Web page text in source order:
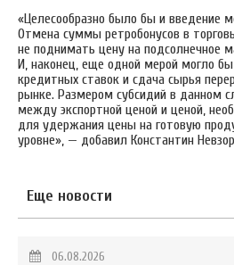
«Целесообразно было бы и введение
Отмена суммы ретробонусов в
не поднимать цену на подсолнечное
И, наконец, еще одной мерой могло бы
кредитных ставок и сдача сырья
рынке. Размером субсидий в данном
между экспортной ценой и ценой,
для удержания цены на готовую
уровне», — добавил Константин
Еще новости
06.08.2026